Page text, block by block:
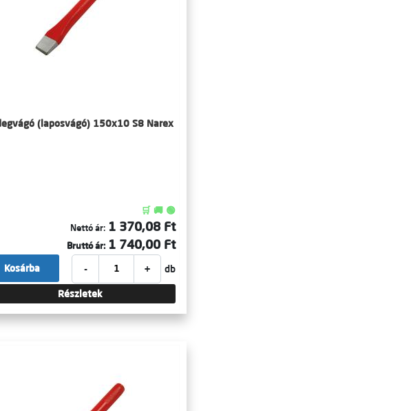
(laposvágó) 150x10 S8 Narex
🛒 🚚 🟢
Nettó ár: 1 370,08 Ft
Bruttó ár: 1 740,00 Ft
- + db
Kosárba
Részletek